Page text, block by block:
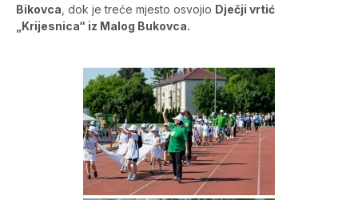
Bikovca , dok je treće mjesto osvojio Dječji vrtić
„Krijesnica“ iz Malog Bukovca.